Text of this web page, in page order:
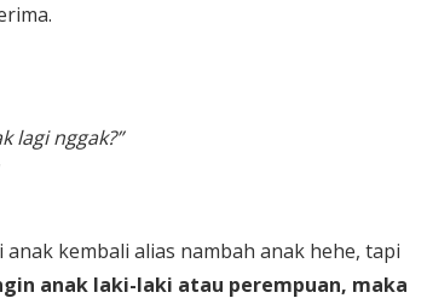
lagi nggak?”
kembali alias nambah anak hehe, tapi
anak laki-laki atau perempuan, maka